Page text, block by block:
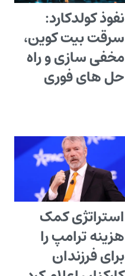
نفوذ کولدکارد:
سرقت بیت کوین،
مخفی سازی و راه
حل های فوری
استراتژی کمک
هزینه ترامپ را
برای فرزندان